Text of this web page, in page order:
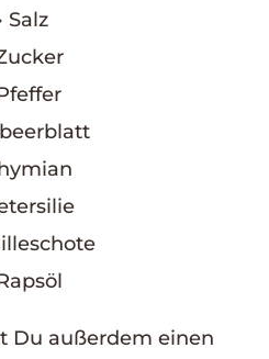
Salz
Du außerdem einen